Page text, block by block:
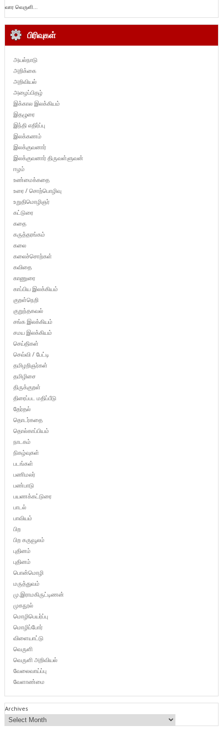
வார வெருளி...
பிரிவுகள்
அயல்நாடு
அறிக்கை
அறிவியல்
அழைப்பிதழ்
இக்கால இலக்கியம்
இதழுரை
இந்தி எதிர்ப்பு
இலக்கணம்
இலக்குவனார்
இலக்குவனார் திருவள்ளுவன்
ஈழம்
உண்மைக்கதை
உரை / சொற்பொழிவு
உறுதிமொழிஞர்
கட்டுரை
கதை
கருத்தரங்கம்
கலை
கலைச்சொற்கள்
கவிதை
காணுரை
காப்பிய இலக்கியம்
குறள்நெறி
குறுந்தகவல்
சங்க இலக்கியம்
சமய இலக்கியம்
செய்திகள்
செவ்வி / பேட்டி
தமிழறிஞர்கள்
தமிழிசை
திருக்குறள்
திரைப்பட மதிப்பீடு
தேர்தல்
தொடர்கதை
தொல்காப்பியம்
நாடகம்
நிகழ்வுகள்
படங்கள்
பணிமலர்
பண்பாடு
பயணக்கட்டுரை
பாடல்
பாவியம்
பிற
பிற கருவூலம்
புதினம்
புதினம்
பொன்மொழி
மருத்துவம்
மு.இராமகிருட்டிணன்
முகநூல்
மொழிபெயர்ப்பு
மொழிப்போர்
விளையாட்டு
வெருளி
வெருளி அறிவியல்
வேலைவாய்ப்பு
வேளாண்மை
Archives